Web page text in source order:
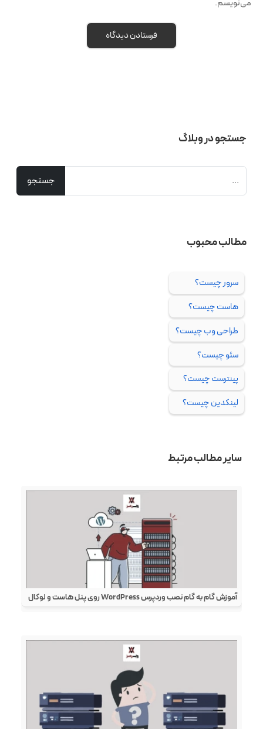
می‌نویسم.
جستجو در وبلاگ
مطالب محبوب
سرور چیست؟
هاست چیست؟
طراحی وب چیست؟
سئو چیست؟
پینترست چیست؟
لینکدین چیست؟
سایر مطالب مرتبط
آموزش گام به گام نصب وردپرس WordPress روی پنل هاست و لوکال